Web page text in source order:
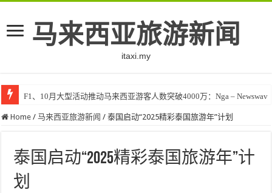
马来西亚旅游新闻
itaxi.my
F1、10月大型活动推动马来西亚游客人数突破4000万：Nga – Newswav
Home / 马来西亚旅游新闻 / 泰国启动“2025精彩泰国旅游年”计划
泰国启动“2025精彩泰国旅游年”计
划